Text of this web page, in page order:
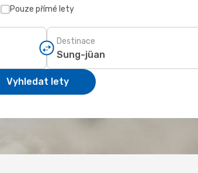
Pouze přímé lety
Destinace
Vyhledat lety